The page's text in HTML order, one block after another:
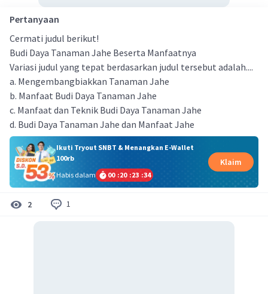
Pertanyaan
Cermati judul berikut!
Budi Daya Tanaman Jahe Beserta Manfaatnya
Variasi judul yang tepat berdasarkan judul tersebut adalah....
a. Mengembangbiakkan Tanaman Jahe
b. Manfaat Budi Daya Tanaman Jahe
c. Manfaat dan Teknik Budi Daya Tanaman Jahe
d. Budi Daya Tanaman Jahe dan Manfaat Jahe
Ikuti Tryout SNBT & Menangkan E-Wallet
100rb
Habis dalam
00 :20 :23 :34
Klaim
2 1